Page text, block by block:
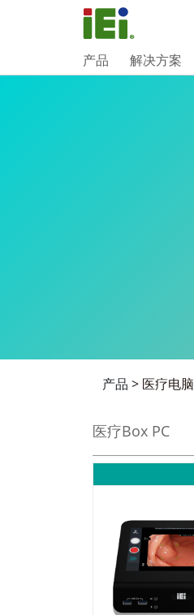
产品 解决方案
产品 > 医疗电脑
医疗Box PC